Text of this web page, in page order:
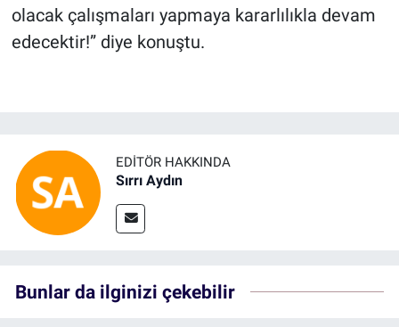
olacak çalışmaları yapmaya kararlılıkla devam
edecektir!” diye konuştu.
EDITÖR HAKKINDA
Sırrı Aydın
Bunlar da ilginizi çekebilir